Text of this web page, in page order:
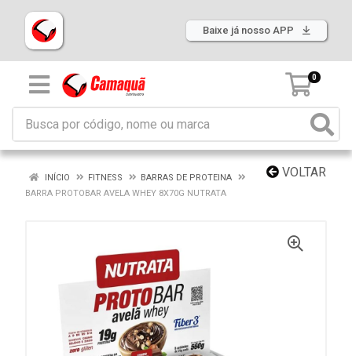
Baixe já nosso APP
0
VOLTAR
INÍCIO FITNESS
BARRAS DE PROTEINA
BARRA PROTOBAR AVELA WHEY 8X70G NUTRATA